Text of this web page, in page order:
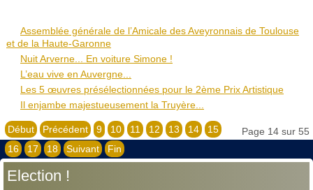
Assemblée générale de l’Amicale des Aveyronnais de Toulouse
et de la Haute-Garonne
Nuit Arverne... En voiture Simone !
L’eau vive en Auvergne...
Les 5 œuvres présélectionnées pour le 2ème Prix Artistique
Il enjambe majestueusement la Truyère...
Page 14 sur 55
Début Précédent 9 10 11 12 13 14
15
16
17 18 Suivant Fin
Election !